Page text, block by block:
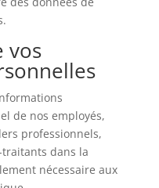
vos
de nos employés,
professionnels,
dans la
nécessaire aux